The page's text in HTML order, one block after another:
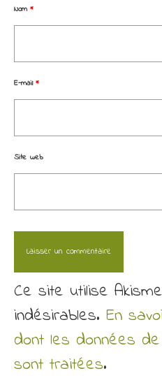
Nom *
E-mail*
Site web
Ce site utilise
indésirables. En
dont les données
sont traitées.